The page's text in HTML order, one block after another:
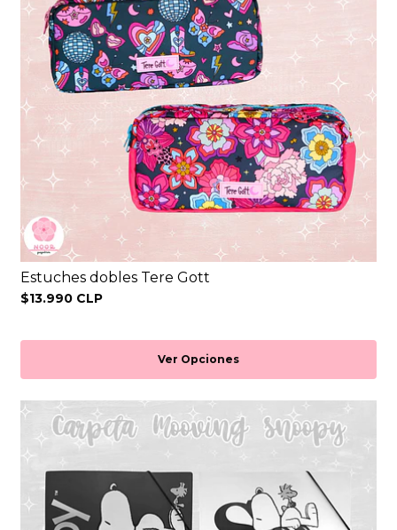
Estuches dobles Tere Gott
$13.990 CLP
Ver Opciones